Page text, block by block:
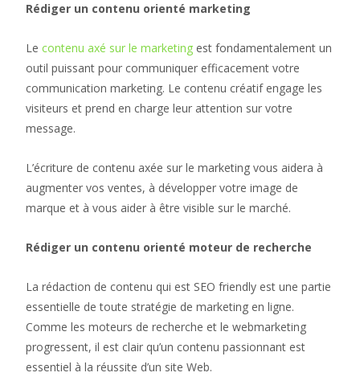
Rédiger un contenu orienté marketing
Le contenu axé sur le marketing est fondamentalement un
outil puissant pour communiquer efficacement votre
communication marketing. Le contenu créatif engage les
visiteurs et prend en charge leur attention sur votre
message.
L’écriture de contenu axée sur le marketing vous aidera à
augmenter vos ventes, à développer votre image de
marque et à vous aider à être visible sur le marché.
Rédiger un contenu orienté moteur de recherche
La rédaction de contenu qui est SEO friendly est une partie
essentielle de toute stratégie de marketing en ligne.
Comme les moteurs de recherche et le webmarketing
progressent, il est clair qu’un contenu passionnant est
essentiel à la réussite d’un site Web.